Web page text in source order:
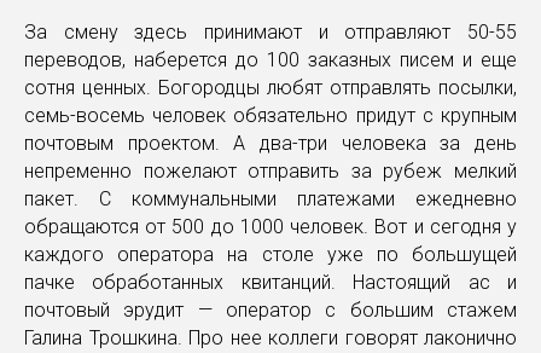
За смену здесь принимают и отправляют 50-55
переводов, наберется до 100 заказных писем и еще
сотня ценных. Богородцы любят отправлять посылки,
семь-восемь человек обязательно придут с крупным
почтовым проектом. А два-три человека за день
непременно пожелают отправить за рубеж мелкий
пакет. С коммунальными платежами ежедневно
обращаются от 500 до 1000 человек. Вот и сегодня у
каждого оператора на столе уже по большущей
пачке обработанных квитанций. Настоящий ас и
почтовый эрудит — оператор с большим стажем
Галина Трошкина. Про нее коллеги говорят лаконично